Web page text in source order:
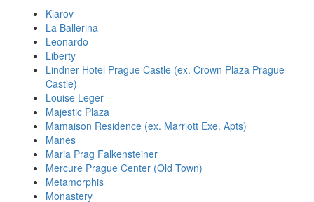
Klarov
La Ballerina
Leonardo
Liberty
Lindner Hotel Prague Castle (ex. Crown Plaza Prague
Castle)
Louise Leger
Majestic Plaza
Mamaison Residence (ex. Marriott Exe. Apts)
Manes
Maria Prag Falkensteiner
Mercure Prague Center (Old Town)
Metamorphis
Monastery